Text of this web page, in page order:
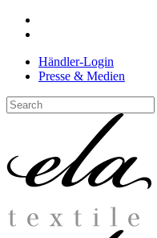
Skip
contentHändler-Login
Presse & Medien